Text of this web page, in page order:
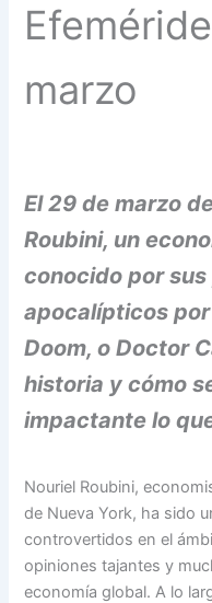
marzo
El 29 de marzo
Roubini, un
conocido por
apocalípticos
Doom, o Doctor
historia y cómo
impactante lo
Nouriel Roubini,
de Nueva York, ha sido
controvertidos en el
opiniones tajantes y
economía global. A lo